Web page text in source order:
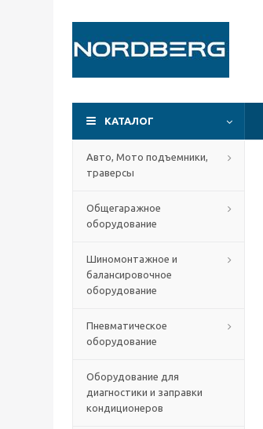
КАТАЛОГ
Авто, Мото подъемники,
траверсы
Общегаражное
оборудование
Шиномонтажное и
балансировочное
оборудование
Пневматическое
оборудование
Оборудование для
диагностики и заправки
кондиционеров